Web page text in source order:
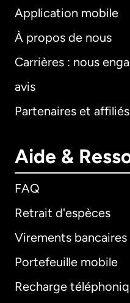
Application mobile
À propos de nous
Carrières : nous
avis
Partenaires et affiliés
Aide &
FAQ
Retrait d'espèces
Virements bancaires
Portefeuille mobile
Recharge